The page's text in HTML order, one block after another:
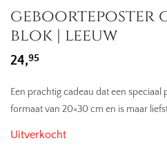
geboorteposter
blok | leeuw
24,95
Een prachtig cadeau dat een
formaat van 20×30 cm en is maar
Uitverkocht